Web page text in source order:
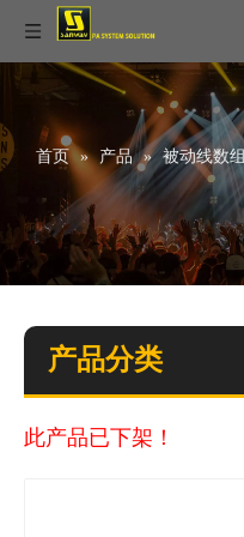
首页 » 产品 » 被动线数组
产品分类
此产品已下架！